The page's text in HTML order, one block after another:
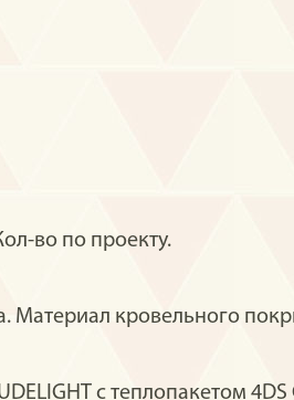
во по проекту.
кровельного
с теплопакетом 4DS